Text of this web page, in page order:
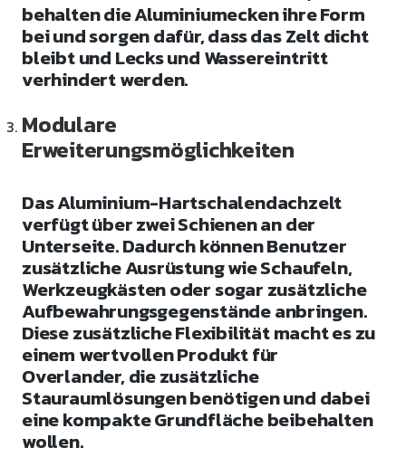
behalten die Aluminiumecken ihre Form
bei und sorgen dafür, dass das Zelt dicht
bleibt und Lecks und Wassereintritt
verhindert werden.
Modulare
Erweiterungsmöglichkeiten
Das Aluminium-Hartschalendachzelt
verfügt über zwei Schienen an der
Unterseite. Dadurch können Benutzer
zusätzliche Ausrüstung wie Schaufeln,
Werkzeugkästen oder sogar zusätzliche
Aufbewahrungsgegenstände anbringen.
Diese zusätzliche Flexibilität macht es zu
einem wertvollen Produkt für
Overlander, die zusätzliche
Stauraumlösungen benötigen und dabei
eine kompakte Grundfläche beibehalten
wollen.